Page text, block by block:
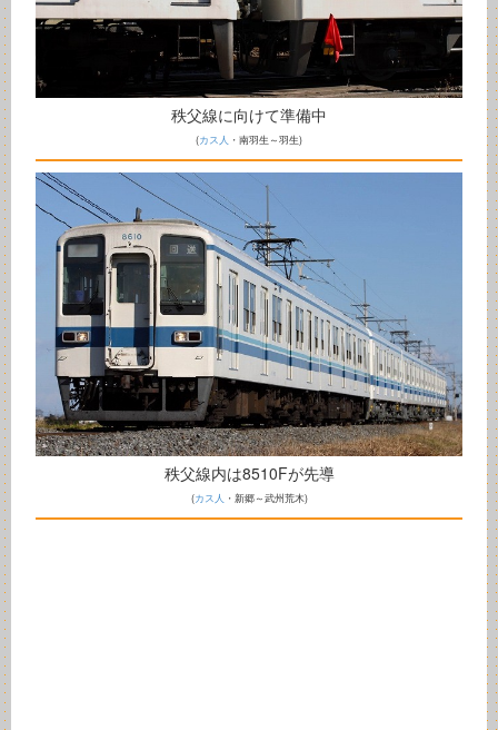
秩父線に向けて準備中
(カス人 ・南羽生～羽生)
秩父線内は8510Fが先導
(カス人 ・新郷～武州荒木)